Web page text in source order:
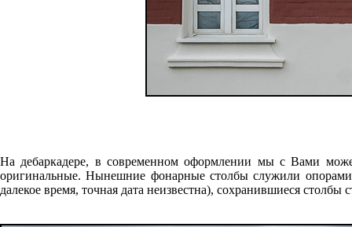
На дебаркадере, в современном оформлении мы с Вами
оригинальные. Нынешние фонарные столбы служили опорами
далекое время, точная дата неизвестна), сохранившиеся столбы